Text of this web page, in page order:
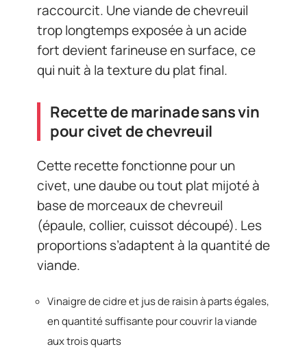
raccourcit. Une viande de chevreuil
trop longtemps exposée à un acide
fort devient farineuse en surface, ce
qui nuit à la texture du plat final.
Recette de marinade sans vin
pour civet de chevreuil
Cette recette fonctionne pour un
civet, une daube ou tout plat mijoté à
base de morceaux de chevreuil
(épaule, collier, cuissot découpé). Les
proportions s’adaptent à la quantité de
viande.
Vinaigre de cidre et jus de raisin à parts égales,
en quantité suffisante pour couvrir la viande
aux trois quarts